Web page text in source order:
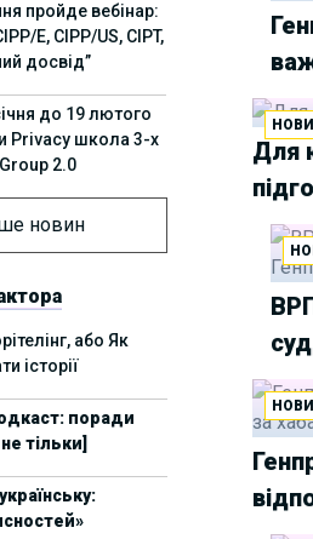
Для
пройде вебінар:
Е, CIPP/US, CIPT,
досвід”
до 19 лютого
Privacy школа 3-х
2.0
пройде
Очікувані
пройде
прайвесі, IP
пройде
України
новин
або Як
історії
поради
тільки]